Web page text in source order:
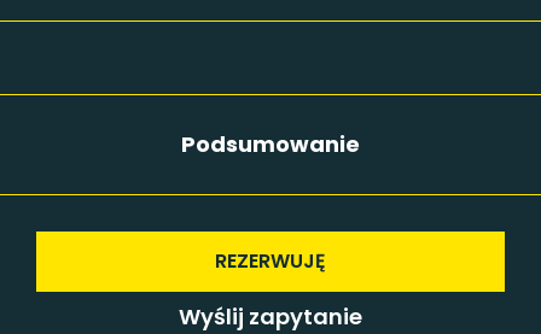
O NAS
NASZA FILOZOFIA
PARTNERZY
HOTEL BONIFACIO
Podsumowanie
REZERWUJĘ
Wyślij zapytanie